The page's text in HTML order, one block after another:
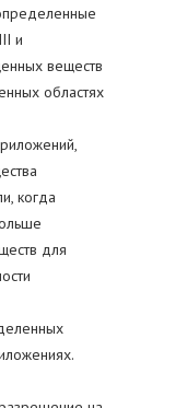
и
веществ
областях
когда
для